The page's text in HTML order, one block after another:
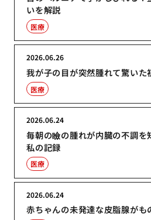
いを解説
医療
我が子の目が突然腫れて驚いた
2026.06.26
医療
毎朝の瞼の腫れが内臓の不調を
私の記録
2026.06.24
医療
赤ちゃんの未発達な皮脂腺がも
2026.06.24